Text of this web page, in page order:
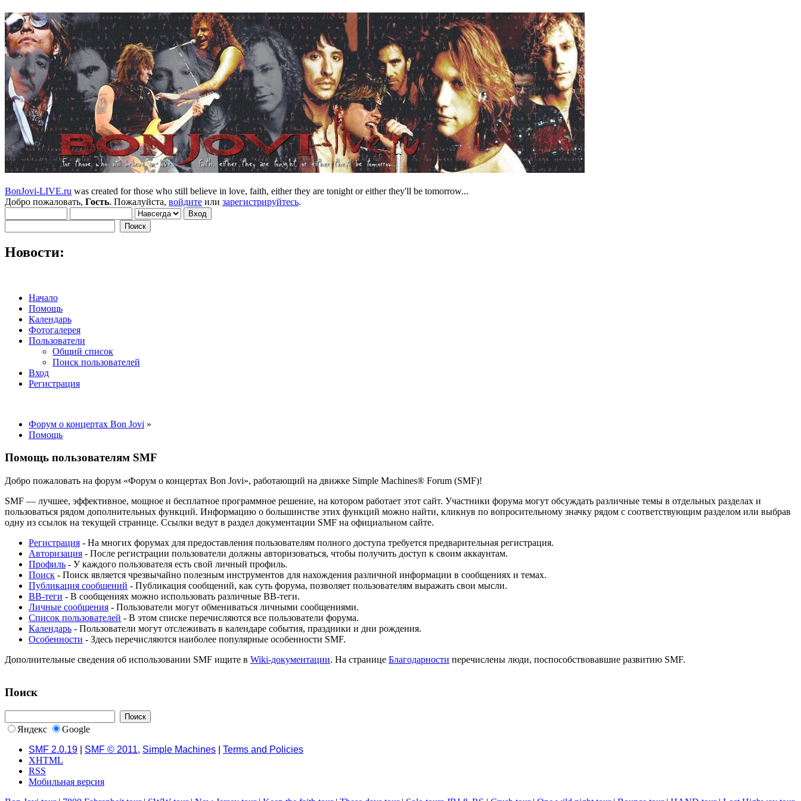
BonJovi-LIVE.ru was created for those who still believe in love, faith, either they are tonight or either they'll be tomorrow...
Добро пожаловать, Гость. Пожалуйста, войдите или зарегистрируйтесь.
Новости:
Начало
Помощь
Календарь
Фотогалерея
Пользователи
Общий список
Поиск пользователей
Вход
Регистрация
Форум о концертах Bon Jovi »
Помощь
Помощь пользователям SMF
Добро пожаловать на форум «Форум о концертах Bon Jovi», работающий на движке Simple Machines® Forum (SMF)!
SMF — лучшее, эффективное, мощное и бесплатное программное решение, на котором работает этот сайт. Участники форума могут обсуждать различные темы в отдельных разделах и
пользоваться рядом дополнительных функций. Информацию о большинстве этих функций можно найти, кликнув по вопросительному значку рядом с соответствующим разделом или выбрав
одну из ссылок на текущей странице. Ссылки ведут в раздел документации SMF на официальном сайте.
Регистрация - На многих форумах для предоставления пользователям полного доступа требуется предварительная регистрация.
Авторизация - После регистрации пользователи должны авторизоваться, чтобы получить доступ к своим аккаунтам.
Профиль - У каждого пользователя есть свой личный профиль.
Поиск - Поиск является чрезвычайно полезным инструментов для нахождения различной информации в сообщениях и темах.
Публикация сообщений - Публикация сообщений, как суть форума, позволяет пользователям выражать свои мысли.
BB-теги - В сообщениях можно использовать различные BB-теги.
Личные сообщения - Пользователи могут обмениваться личными сообщениями.
Список пользователей - В этом списке перечисляются все пользователи форума.
Календарь - Пользователи могут отслеживать в календаре события, праздники и дни рождения.
Особенности - Здесь перечисляются наиболее популярные особенности SMF.
Дополнительные сведения об использовании SMF ищите в Wiki-документации. На странице Благодарности перечислены люди, поспособствовавшие развитию SMF.
Поиск
Яндекс
Google
SMF 2.0.19
SMF © 2011, Simple Machines
Terms and Policies
XHTML
RSS
Мобильная версия